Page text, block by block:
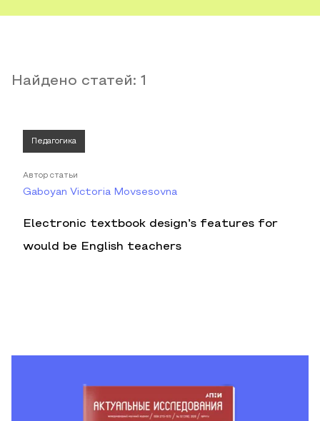
Найдено статей: 1
Педагогика
Автор статьи
Gaboyan Victoria Movsesovna
Electronic textbook design’s features for
would be English teachers